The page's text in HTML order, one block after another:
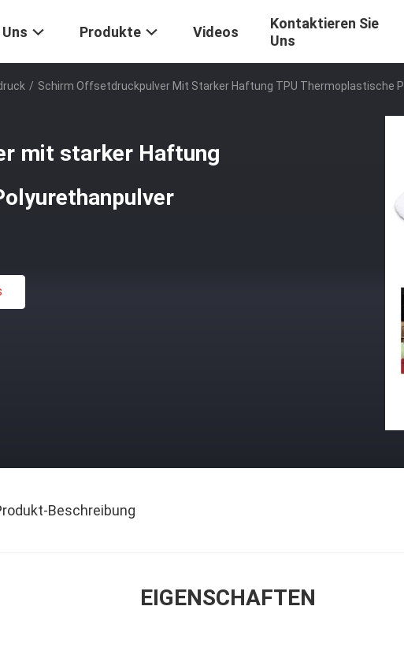
Produkte Videos
Kontaktieren Sie
Uns
/ Schirm Offsetdruckpulver Mit Starker Haftung TPU Thermoplastische
mit starker Haftung
Beschreibung
EIGENSCHAFTEN